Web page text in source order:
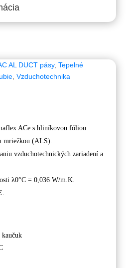
AL DUCT pásy,Tepelné
,Vzduchotechnika
ACe s hliníkovou fóliou
mriežkou (ALS).
vzduchotechnických zariadení a
λ0°C = 0,036 W/m.K.
kaučuk